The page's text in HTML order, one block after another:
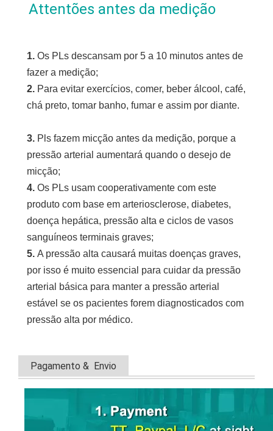
Attentões antes da medição
1. Os PLs descansam por 5 a 10 minutos antes de
fazer a medição;
2. Para evitar exercícios, comer, beber álcool, café,
chá preto, tomar banho, fumar e assim por diante.
3. Pls fazem micção antes da medição, porque a
pressão arterial aumentará quando o desejo de
micção;
4. Os PLs usam cooperativamente com este
produto com base em arteriosclerose, diabetes,
doença hepática, pressão alta e ciclos de vasos
sanguíneos terminais graves;
5. A pressão alta causará muitas doenças graves,
por isso é muito essencial para cuidar da pressão
arterial básica para manter a pressão arterial
estável se os pacientes forem diagnosticados com
pressão alta por médico.
Pagamento & Envio